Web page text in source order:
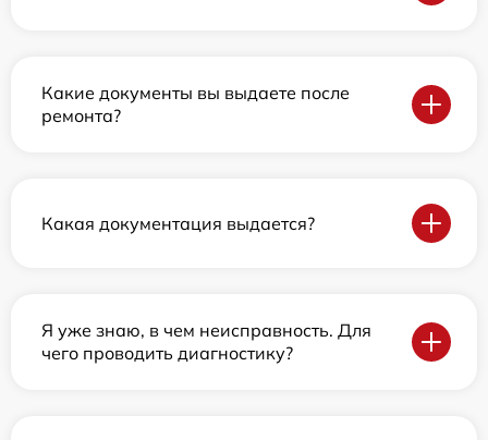
Какие документы вы выдаете после
ремонта?
Какая документация выдается?
Я уже знаю, в чем неисправность. Для
чего проводить диагностику?